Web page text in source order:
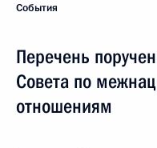
События
Перечень
Совета по
отношениям